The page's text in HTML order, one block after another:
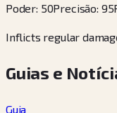
Poder: 50Precisão: 95
Inflicts regular
Guias e
Guia